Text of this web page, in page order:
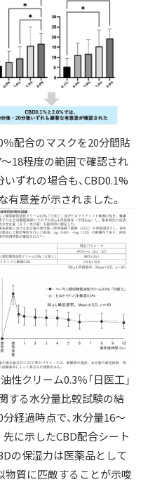
％配合のマスクを20分間貼
18程度の範囲で確認され
いずれの場合も、CBD0.1%
有意差が示されました。
性クリーム0.3％「日医工」
する水分量比較試験の結
経過時点で、水分量16～
に示したCBD配合シート
の保湿力は医薬品として
物質に匹敵することが示唆